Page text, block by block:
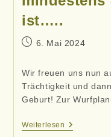
ist…..
Beitrag6. Mai 2024
Wir freuen uns nun
Trächtigkeit und
Geburt! Zur
Weiterlesen Die